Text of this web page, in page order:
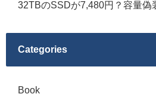
32TBのSSDが7,480円？容量偽
Categories
Book